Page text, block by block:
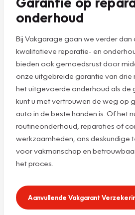
onderhoud
Bij Vakgarage gaan we verder dan
kwalitatieve reparatie- en
bieden ook gemoedsrust door
onze uitgebreide garantie van
het uitgevoerde onderhoud als de
kunt u met vertrouwen de weg op
auto in de beste handen is. Of het
routineonderhoud, reparaties of
werkzaamheden, ons deskundige
voor vakmanschap en
het proces.
Aanvullende Vakgarant